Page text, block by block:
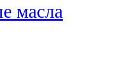
масла